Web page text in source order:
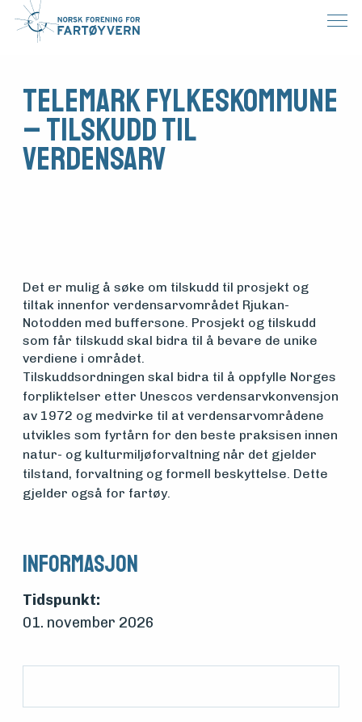
Medlemsfartøy
Søk
om
midler
vedlikehold
og drift
Telemark fylkeskommune
– tilskudd til
verdensarv
Det er mulig å søke om tilskudd til prosjekt og
tiltak innenfor verdensarvområdet Rjukan-
Notodden med buffersone. Prosjekt og tilskudd
som får tilskudd skal bidra til å bevare de unike
verdiene i området.
Tilskuddsordningen skal bidra til å oppfylle Norges
forpliktelser etter Unescos verdensarvkonvensjon
av 1972 og medvirke til at verdensarvområdene
utvikles som fyrtårn for den beste praksisen innen
natur- og kulturmiljøforvaltning når det gjelder
tilstand, forvaltning og formell beskyttelse. Dette
gjelder også for fartøy.
Informasjon
Tidspunkt:
01. november 2026